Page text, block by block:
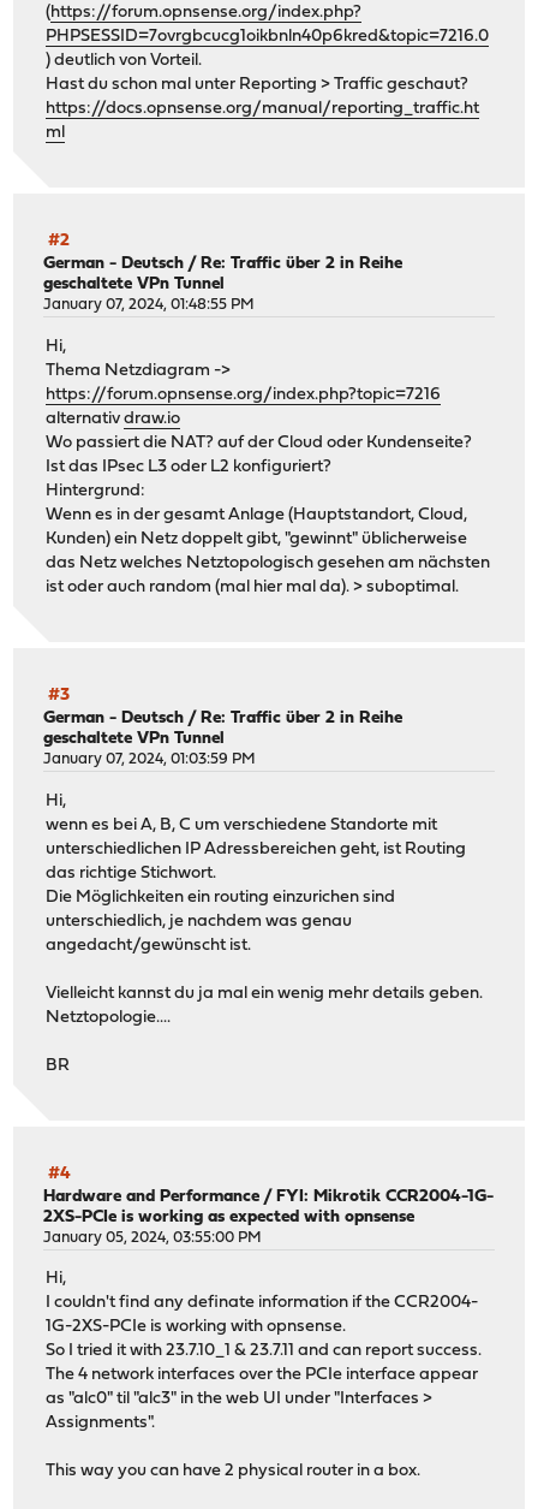
(https://forum.opnsense.org/index.php?
PHPSESSID=7ovrgbcucg1oikbnln40p6kred&topic=7216.0
) deutlich von Vorteil.
Hast du schon mal unter Reporting > Traffic geschaut?
https://docs.opnsense.org/manual/reporting_traffic.ht
ml
#2
German - Deutsch /Re: Traffic über 2 in Reihe
geschaltete VPn Tunnel
January 07, 2024, 01:48:55 PM
Hi,
Thema Netzdiagram ->
https://forum.opnsense.org/index.php?topic=7216
alternativdraw.io
Wo passiert die NAT? auf der Cloud oder Kundenseite?
Ist das IPsec L3 oder L2 konfiguriert?
Hintergrund:
Wenn es in der gesamt Anlage (Hauptstandort, Cloud,
Kunden) ein Netz doppelt gibt, "gewinnt" üblicherweise
das Netz welches Netztopologisch gesehen am nächsten
ist oder auch random (mal hier mal da). > suboptimal.
#3
German - Deutsch /Re: Traffic über 2 in Reihe
geschaltete VPn Tunnel
January 07, 2024, 01:03:59 PM
Hi,
wenn es bei A, B, C um verschiedene Standorte mit
unterschiedlichen IP Adressbereichen geht, ist Routing
das richtige Stichwort.
Die Möglichkeiten ein routing einzurichen sind
unterschiedlich, je nachdem was genau
angedacht/gewünscht ist.
Vielleicht kannst du ja mal ein wenig mehr details geben.
Netztopologie....
BR
#4
Hardware and Performance /FYI: Mikrotik CCR2004-1G-
2XS-PCIe is working as expected with opnsense
January 05, 2024, 03:55:00 PM
Hi,
I couldn't find any definate information if the CCR2004-
1G-2XS-PCIe is working with opnsense.
So I tried it with 23.7.10_1 & 23.7.11 and can report success.
The 4 network interfaces over the PCIe interface appear
as "alc0" til "alc3" in the web UI under "Interfaces >
Assignments".
This way you can have 2 physical router in a box.